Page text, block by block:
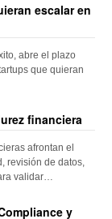
escalar en
abre el plazo
que quieran
financiera
afrontan el
revisión de datos,
validar…
y